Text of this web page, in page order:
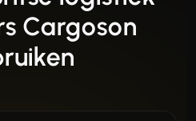
Cargoson